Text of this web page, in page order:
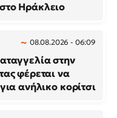
Ηράκλειο
08.08.2026 - 06:09
στην
φέρεται να
ανήλικο κορίτσι